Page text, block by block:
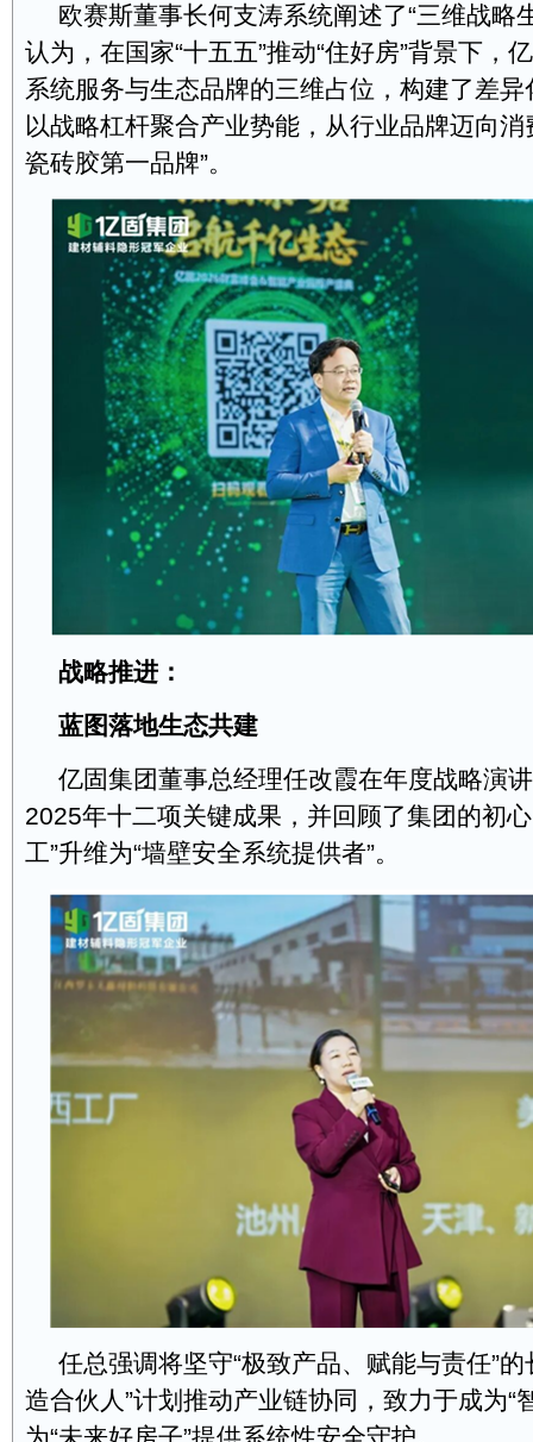
欧赛斯董事长何支涛系统阐述了“三维战略
认为，在国家“十五五”推动“住好房”背景下，
系统服务与生态品牌的三维占位，构建了差
以战略杠杆聚合产业势能，从行业品牌迈向消
瓷砖胶第一品牌”。
战略推进：
蓝图落地生态共建
亿固集团董事总经理任改霞在年度战略演
2025年十二项关键成果，并回顾了集团的初
工”升维为“墙壁安全系统提供者”。
任总强调将坚守“极致产品、赋能与责任”
造合伙人”计划推动产业链协同，致力于成为“